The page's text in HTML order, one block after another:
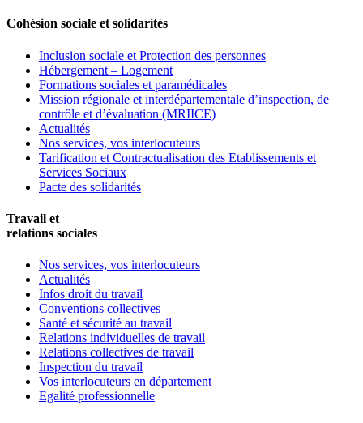
Cohésion sociale et solidarités
Inclusion sociale et Protection des personnes
Hébergement – Logement
Formations sociales et paramédicales
Mission régionale et interdépartementale d’inspection, de
contrôle et d’évaluation (MRIICE)
Actualités
Nos services, vos interlocuteurs
Tarification et Contractualisation des Etablissements et
Services Sociaux
Pacte des solidarités
Travail et
relations sociales
Nos services, vos interlocuteurs
Actualités
Infos droit du travail
Conventions collectives
Santé et sécurité au travail
Relations individuelles de travail
Relations collectives de travail
Inspection du travail
Vos interlocuteurs en département
Egalité professionnelle